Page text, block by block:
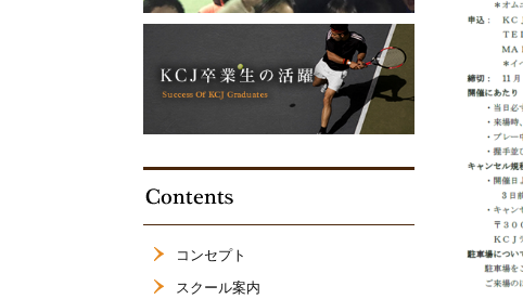
コンセプト
スクール案内